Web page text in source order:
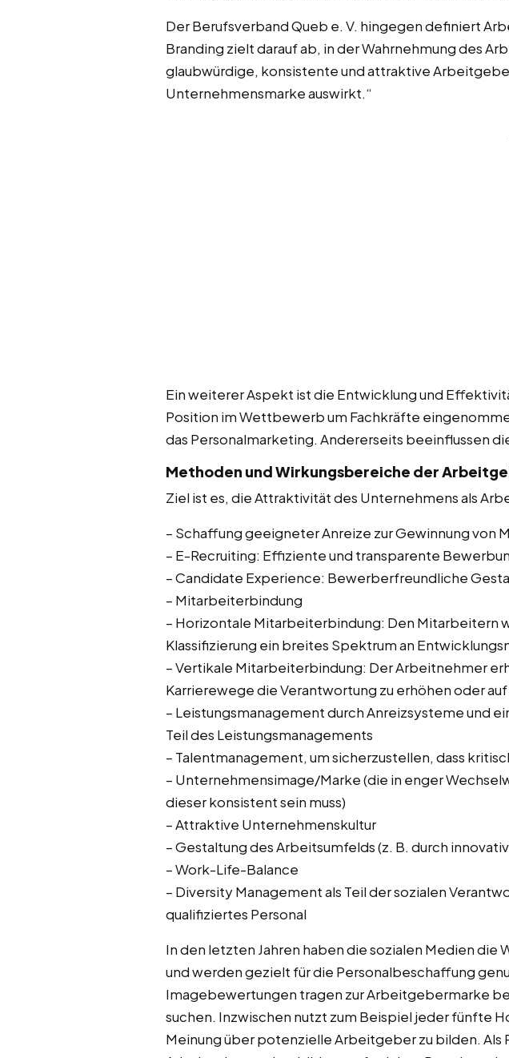
Der Berufsverband Queb e. V. hingegen definiert
Branding zielt darauf ab, in der Wahrnehmung des
glaubwürdige, konsistente und attraktive
Unternehmensmarke auswirkt.“
Ein weiterer Aspekt ist die Entwicklung und
Position im Wettbewerb um Fachkräfte
das Personalmarketing. Andererseits beeinflussen
Methoden und Wirkungsbereiche der
Ziel ist es, die Attraktivität des Unternehmens als
– Schaffung geeigneter Anreize zur Gewinnung von
– E-Recruiting: Effiziente und transparente
– Candidate Experience: Bewerberfreundliche
– Mitarbeiterbindung
– Horizontale Mitarbeiterbindung: Den Mitarbeitern
Klassifizierung ein breites Spektrum an
– Vertikale Mitarbeiterbindung: Der Arbeitnehmer
Karrierewege die Verantwortung zu erhöhen oder
– Leistungsmanagement durch Anreizsysteme und
Teil des Leistungsmanagements
– Talentmanagement, um sicherzustellen, dass
– Unternehmensimage/Marke (die in enger
dieser konsistent sein muss)
– Attraktive Unternehmenskultur
– Gestaltung des Arbeitsumfelds (z. B. durch
– Work-Life-Balance
– Diversity Management als Teil der sozialen
qualifiziertes Personal
In den letzten Jahren haben die sozialen Medien
und werden gezielt für die Personalbeschaffung
Imagebewertungen tragen zur Arbeitgebermarke
suchen. Inzwischen nutzt zum Beispiel jeder fünfte
Meinung über potenzielle Arbeitgeber zu bilden. Als